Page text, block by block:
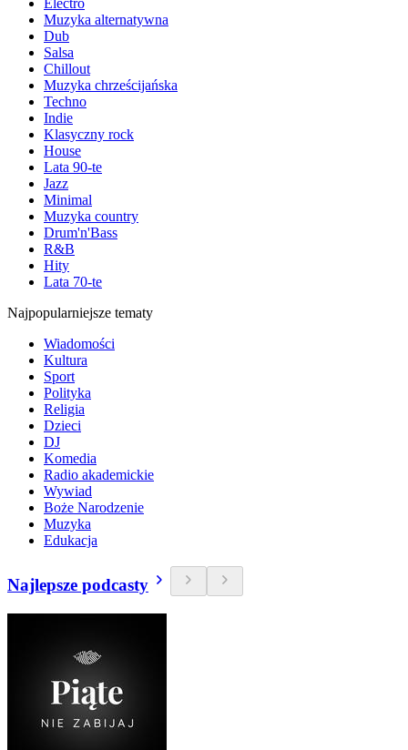
Electro
Muzyka alternatywna
Dub
Salsa
Chillout
Muzyka chrześcijańska
Techno
Indie
Klasyczny rock
House
Lata 90-te
Jazz
Minimal
Muzyka country
Drum'n'Bass
R&B
Hity
Lata 70-te
Najpopularniejsze tematy
Wiadomości
Kultura
Sport
Polityka
Religia
Dzieci
DJ
Komedia
Radio akademickie
Wywiad
Boże Narodzenie
Muzyka
Edukacja
Najlepsze podcasty